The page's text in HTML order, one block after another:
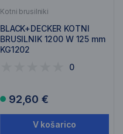
Kotni brusilniki
BLACK+DECKER KOTNI
BRUSILNIK 1200 W 125 mm
KG1202
0
92,60 €
V košarico